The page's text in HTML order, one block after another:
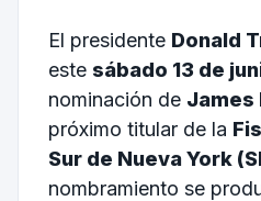
El presidente Donald
este sábado 13 de
nominación de James
próximo titular de la
Sur de Nueva York
nombramiento se